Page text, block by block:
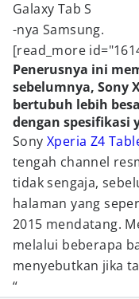
Galaxy Tab S
-nya Samsung.
[read_more
Penerusnya ini
sebelumnya, Sony
bertubuh lebih
dengan spesifikasi
Sony Xperia Z4
tengah channel
tidak sengaja,
halaman yang
2015 mendatang.
melalui beberapa
menyebutkan jika
“